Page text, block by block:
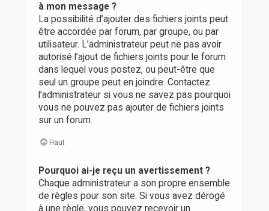
à mon message ?
La possibilité d’ajouter des fichiers joints peut
être accordée par forum, par groupe, ou par
utilisateur. L’administrateur peut ne pas avoir
autorisé l’ajout de fichiers joints pour le forum
dans lequel vous postez, ou peut-être que
seul un groupe peut en joindre. Contactez
l’administrateur si vous ne savez pas pourquoi
vous ne pouvez pas ajouter de fichiers joints
sur un forum.
Haut
Pourquoi ai-je reçu un avertissement ?
Chaque administrateur a son propre ensemble
de règles pour son site. Si vous avez dérogé
à une règle, vous pouvez recevoir un